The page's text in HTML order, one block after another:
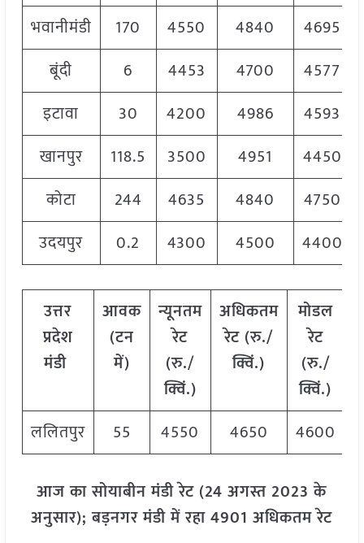
भवानीमंडी
170 4550 4840
4695
बूंदी
6 4453 4700
4577
इटावा
30 4200 4986
4593
खानपुर
118.5 3500 4951
4450
कोटा
244 4635 4840
4750
उदयपुर
0.2 4300 4500 4400
उत्तर
प्रदेश
मंडी
आवक
(टन
में)
न्यूनतम
रेट
(रु./
क्विं.)
अधिकतम
रेट (रु./
क्विं.)
मोडल
रेट
(रु./
क्विं.)
ललितपुर
55 4550 4650 4600
आज का सोयाबीन मंडी रेट (24 अगस्त 2023 के
अनुसार); बड़नगर मंडी में रहा 4901 अधिकतम रेट